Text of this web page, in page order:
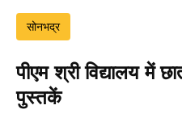
सोनभद्र
पीएम श्री विद्यालय में
पुस्तकें